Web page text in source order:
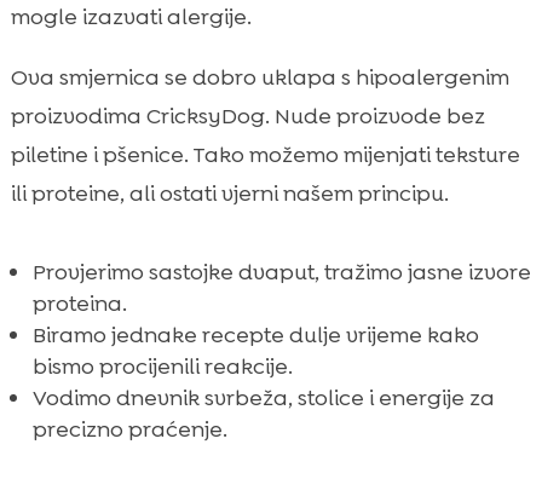
mogle izazvati alergije.
Ova smjernica se dobro uklapa s hipoalergenim
proizvodima CricksyDog. Nude proizvode bez
piletine i pšenice. Tako možemo mijenjati teksture
ili proteine, ali ostati vjerni našem principu.
Provjerimo sastojke dvaput, tražimo jasne izvore
proteina.
Biramo jednake recepte dulje vrijeme kako
bismo procijenili reakcije.
Vodimo dnevnik svrbeža, stolice i energije za
precizno praćenje.